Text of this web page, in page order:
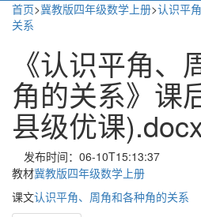
首页>冀教版四年级数学上册>认识平
关系
《认识平角、
角的关系》课
县级优课
发布时间：06-10T15:13:37
教材冀教版四年级数学上册
课文认识平角、周角和各种角的关系